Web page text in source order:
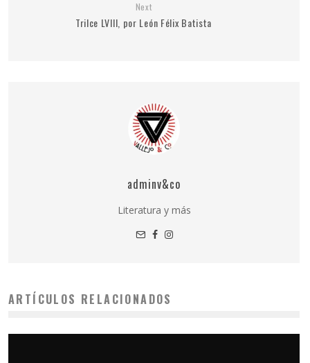
Next
Trilce LVIII, por León Félix Batista
adminv&co
Literatura y más
ARTÍCULOS RELACIONADOS